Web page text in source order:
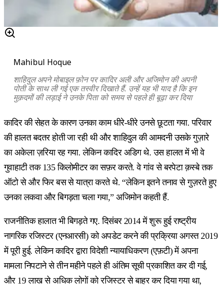
Mahibul Hoque
शाहिदुल अपने मोबाइल फ़ोन पर कादिर अली और अजिमोन की अपनी
पोती के साथ ली गई एक तस्वीर दिखाते हैं. उन्हें यह भी याद है कि इन
मुक़दमों की लड़ाई ने उनके पिता को समय से पहले ही बूढ़ा कर दिया
कादिर की सेहत के कारण उनका काम धीरे-धीरे उनसे छूटता गया. परिवार
की हालत बदतर होती जा रही थी और शाहिदुल की आमदनी उसके गुज़ारे
का अकेला ज़रिया रह गया. लेकिन कादिर अडिग थे. उस हालत में भी वे
गुवाहाटी तक 135 किलोमीटर का सफ़र करते. वे गांव से बरपेटा क़स्बे तक
ऑटो से और फिर बस से यात्रा करते थे. “लेकिन इतने तनाव से गुज़रते हुए
उनका लकवा और बिगड़ता चला गया,” अजिमोन कहती हैं.
राजनीतिक हालात भी बिगड़ते गए. दिसंबर 2014 में शुरू हुई राष्ट्रीय
नागरिक रजिस्टर (एनआरसी) को अपडेट करने की प्रक्रिया अगस्त 2019
में पूरी हुई. लेकिन कादिर द्वारा विदेशी न्यायाधिकरण (एफ़टी) में अपना
मामला निपटाने से तीन महीने पहले ही अंतिम सूची प्रकाशित कर दी गई,
और 19 लाख से अधिक लोगों को रजिस्टर से बाहर कर दिया गया था,